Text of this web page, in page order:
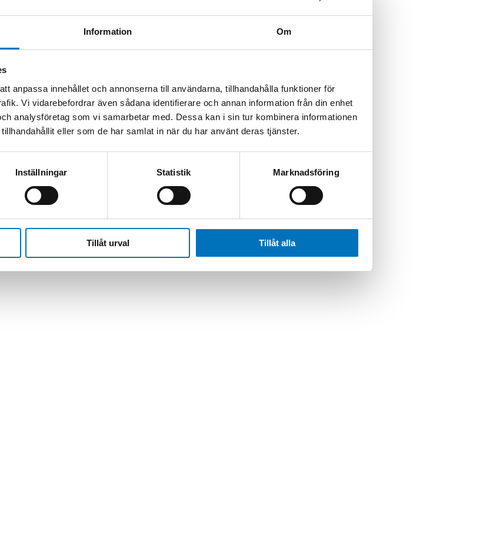
Information Om
anpassa innehållet och annonserna till användarna, tillhandahålla funktioner för
Vi vidarebefordrar även sådana identifierare och annan information från din enhet
analysföretag som vi samarbetar med. Dessa kan i sin tur kombinera informationen
eller som de har samlat in när du har använt deras tjänster.
Inställningar Statistik Marknadsföring
Tillåt urval Tillåt alla
to 6 GHz/4.0GHz RF over Fiber